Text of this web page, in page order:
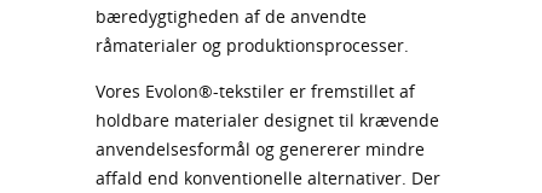
bæredygtigheden af de anvendte
råmaterialer og produktionsprocesser.
Vores Evolon®-tekstiler er fremstillet af
holdbare materialer designet til krævende
anvendelsesformål og genererer mindre
affald end konventionelle alternativer. Der